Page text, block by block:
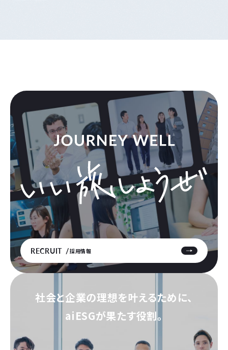
RECRUIT 採用情報
社会と企業の理想を叶えるために、
aiESGが果たす役割。